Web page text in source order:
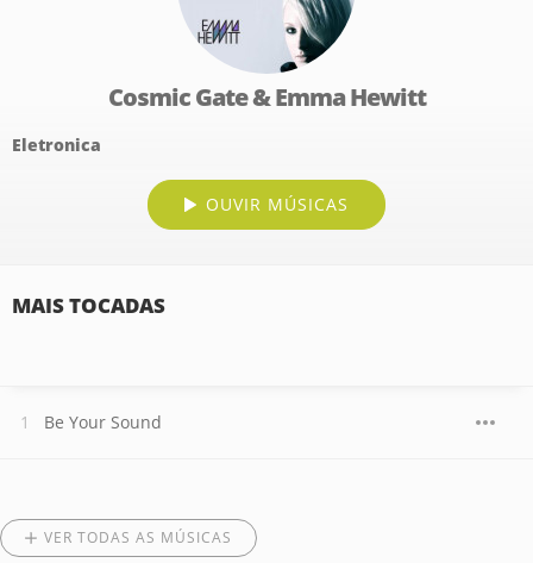
Cosmic Gate & Emma Hewitt
Eletronica
OUVIR MÚSICAS
MAIS TOCADAS
Be Your Sound
VER TODAS AS MÚSICAS